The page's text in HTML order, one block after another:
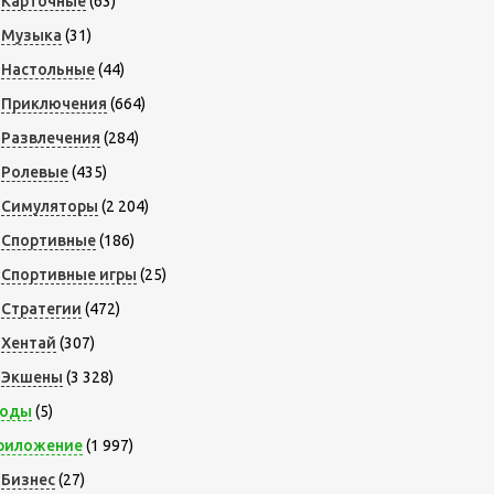
Музыка (31)
Настольные(44)
Приключения (664)
Развлечения (284)
Ролевые(435)
Симуляторы (2 204)
Спортивные(186)
Спортивные игры (25)
Стратегии (472)
Хентай (307)
Экшены (3 328)
(5)
(1 997)
Бизнес(27)